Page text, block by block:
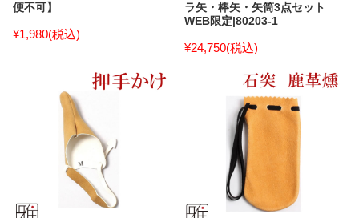
便不可】
¥1,980(税込)
ラ矢・棒矢・矢筒3点セット
WEB限定|80203-1
¥24,750(税込)